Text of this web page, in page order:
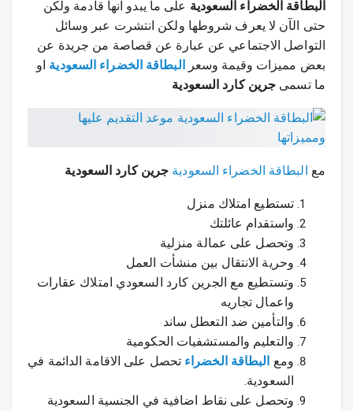
البطاقة الخضراء السعودية على ما يبدو انها قادمة ولكن
حتى الآن لا يعرف شروطها ولكن انتشرت عبر وسائل
التواصل الاجتماعي عن عبارة عن قصاصة من جريدة عن
بعض مميزات وقيمة وسعرالبطاقة الخضراء السعودية او
ما تسمى جرين كارد السعودية
مع البطاقة الخضراء السعودية جرين كارد السعودية
تستطيع امتلاك منزل
واستقدام عائلتك
وتحصل على عمالة منزلية
وحرية الانتقال بين منشأت العمل
وتستطيع مع الجرين كارد السعودي امتلاك عقارات
واعمال تجاريه
والتأمين ضد التعطل ساند
والتعليم والمستشفيات الحكومية
ومع البطاقة الخضراء تحصل على الاقامة الدائمة في
السعودية.
وتحصل على نقاط اضافية في الجنسية السعودية